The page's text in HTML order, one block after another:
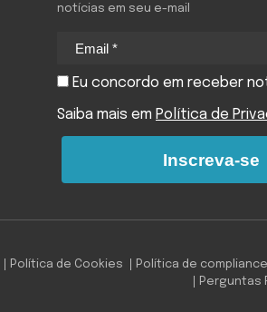
notícias em seu e-mail
Eu concordo em receber
Saiba mais em Política de
Inscreva-se
Política de Cookies Política de compliance
Perguntas